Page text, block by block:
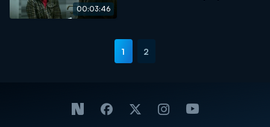
00:03:46
1 2